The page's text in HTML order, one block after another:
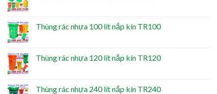
Thùng rác nhựa 100 lít nắp kín TR100
Thùng rác nhựa 120 lít nắp kín TR120
Thùng rác nhựa 240 lít nắp kín TR240